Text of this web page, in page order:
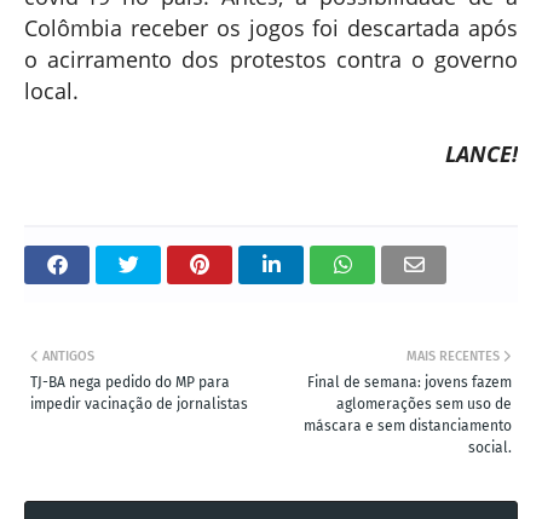
Colômbia receber os jogos foi descartada após
o acirramento dos protestos contra o governo
local.
LANCE!
MAIS RECENTES
Final de semana: jovens fazem
aglomerações sem uso de
máscara e sem distanciamento
social.
ANTIGOS
TJ-BA nega pedido do MP para
impedir vacinação de jornalistas